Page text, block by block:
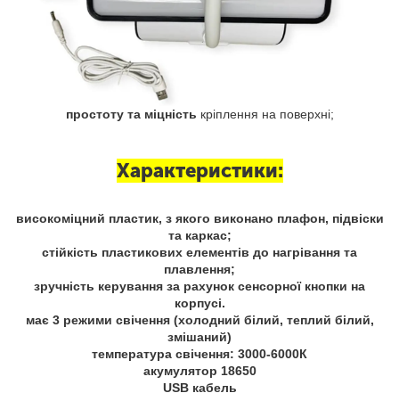
простоту та міцність кріплення на поверхні;
Характеристики:
високоміцний пластик, з якого виконано плафон, підвіски
та каркас;
стійкість пластикових елементів до нагрівання та
плавлення;
зручність керування за рахунок сенсорної кнопки на
корпусі.
має 3 режими свічення (холодний білий, теплий білий,
змішаний)
температура свічення: 3000-6000К
акумулятор 18650
USB кабель